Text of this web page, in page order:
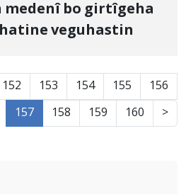
medenî bo girtîgeha
veguhastin
152 153 154 155
156
157
158 159 160 >